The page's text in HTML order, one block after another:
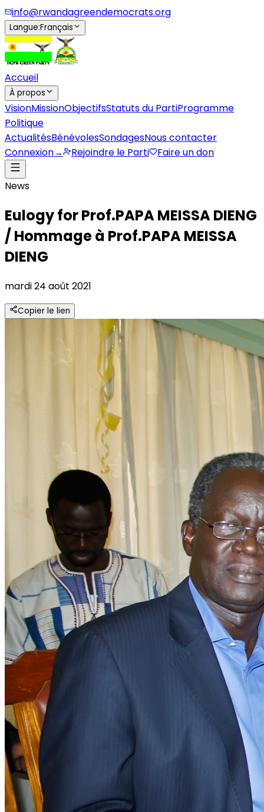
info@rwandagreendemocrats.org
Langue:Français
Accueil
À propos
VisionMissionObjectifsStatuts du PartiProgramme
Politique
ActualitésBénévolesSondagesNous contacter
Connexion→ Rejoindre le Parti Faire un don
News
Eulogy for Prof.PAPA MEISSA DIENG
/ Hommage à Prof.PAPA MEISSA
DIENG
mardi 24 août 2021
Copier le lien